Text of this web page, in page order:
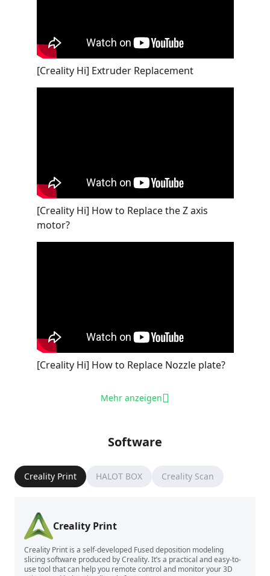
[Creality Hi] Extruder Replacement
[Creality Hi] How to Replace the Z axis
motor?
[Creality Hi] How to Replace Nozzle plate?
Mehr anzeigen
Software
Creality Print HALOT BOX Creality Scan
Creality Print
Creality Print is a self-developed Fused deposition modeling
slicing software produced by Creality. It’s a practical and easy-to-
use tool that can help you remote control and monitor your 3D